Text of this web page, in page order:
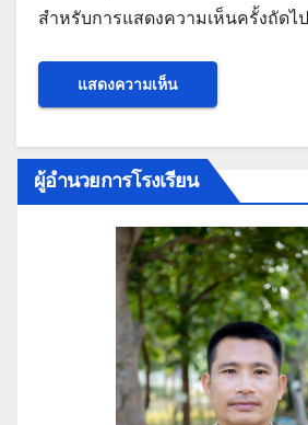
สำหรับการแสดงความเห็นครั้งถัดไป
ผู้อำนวยการโรงเรียน